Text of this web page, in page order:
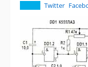
Twitter